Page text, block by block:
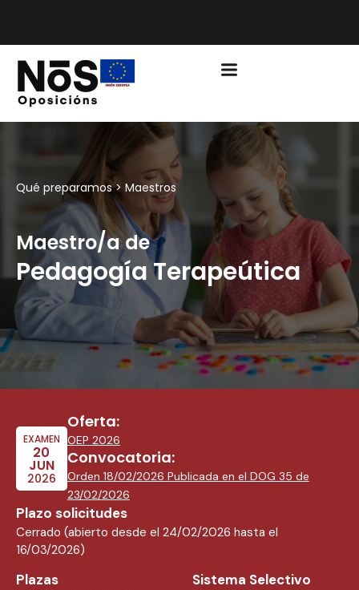
Qué preparamos > Maestros
Maestro/a de
Pedagogía Terapeútica
EXAMEN
20
JUN
2026
Oferta:
OEP 2026
Convocatoria:
Orden 18/02/2026 Publicada en el DOG 35 de
23/02/2026
Plazo solicitudes
Cerrado (abierto desde el 24/02/2026 hasta el
16/03/2026)
Sistema Selectivo
Plazas